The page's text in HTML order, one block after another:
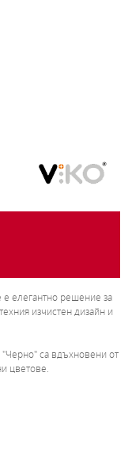
е елегантно решение за
изчистен дизайн и
са вдъхновени от
цветове.